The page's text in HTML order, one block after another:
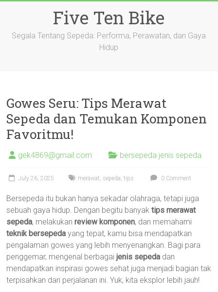
Five Ten Bike
Segala Tentang Sepeda: Performa, Perawatan, dan Gaya
Hidup
Gowes Seru: Tips Merawat
Sepeda dan Temukan Komponen
Favoritmu!
gek4869@gmail.com bersepeda jenis sepeda
July 26, 2025 merawat, sepeda,tips 0 Comment
Bersepeda itu bukan hanya sekadar olahraga, tetapi juga
sebuah gaya hidup. Dengan begitu banyaktips merawat
sepeda, melakukanreview komponen, dan memahami
teknik bersepeda yang tepat, kamu bisa mendapatkan
pengalaman gowes yang lebih menyenangkan. Bagi para
penggemar, mengenal berbagaijenis sepeda dan
mendapatkan inspirasi gowes sehat juga menjadi bagian tak
terpisahkan dari perjalanan ini. Yuk, kita eksplor lebih jauh!